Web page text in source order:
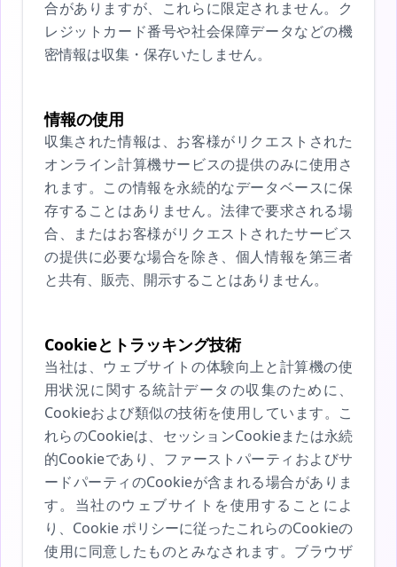
合がありますが、これらに限定されません。ク
レジットカード番号や社会保障データなどの機
密情報は収集・保存いたしません。
情報の使用
収集された情報は、お客様がリクエストされた
オンライン計算機サービスの提供のみに使用さ
れます。この情報を永続的なデータベースに保
存することはありません。法律で要求される場
合、またはお客様がリクエストされたサービス
の提供に必要な場合を除き、個人情報を第三者
と共有、販売、開示することはありません。
Cookieとトラッキング技術
当社は、ウェブサイトの体験向上と計算機の使
用状況に関する統計データの収集のために、
Cookieおよび類似の技術を使用しています。こ
れらのCookieは、セッションCookieまたは永続
的Cookieであり、ファーストパーティおよびサ
ードパーティのCookieが含まれる場合がありま
す。当社のウェブサイトを使用することによ
り、Cookie ポリシーに従ったこれらのCookieの
使用に同意したものとみなされます。ブラウザ